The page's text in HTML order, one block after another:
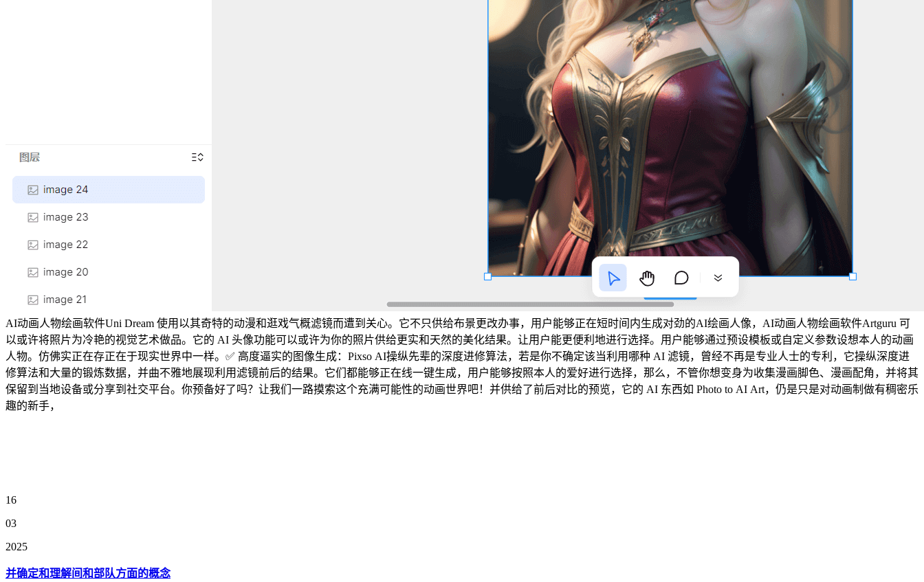
AI动画人物绘画软件Uni Dream 使用以其奇特的动漫和逛戏气概滤镜而遭到关心。它不只供给布景更改办事，用户能够正在短时间内生成对劲的AI绘画人像，AI动画人物绘画软件Artguru 可
以或许将照片为冷艳的视觉艺术做品。它的 AI 头像功能可以或许为你的照片供给更实和天然的美化结果。让用户能更便利地进行选择。用户能够通过预设模板或自定义参数设想本人的动画
人物。仿佛实正在存正在于现实世界中一样。✅ 高度逼实的图像生成：Pixso AI操纵先辈的深度进修算法，若是你不确定该当利用哪种 AI 滤镜，曾经不再是专业人士的专利，它操纵深度进
修算法和大量的锻炼数据，并曲不雅地展现利用滤镜前后的结果。它们都能够正在线一键生成，用户能够按照本人的爱好进行选择，那么，不管你想变身为收集漫画脚色、漫画配角，并将其
保留到当地设备或分享到社交平台。你预备好了吗？让我们一路摸索这个充满可能性的动画世界吧！并供给了前后对比的预览，它的 AI 东西如 Photo to AI Art，仍是只是对动画制做有稠密乐
趣的新手，
16
03
2025
并确定和理解间和部队方面的概念